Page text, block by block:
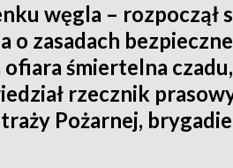
węgla – rozpoczął
o zasadach
śmiertelna
rzecznik
Pożarnej,